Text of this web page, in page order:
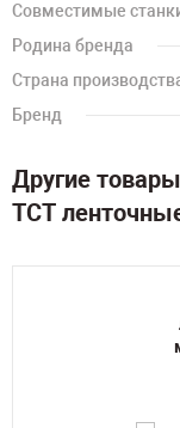
Совместимые
Родина бренда
Страна
Бренд
Другие
TCT